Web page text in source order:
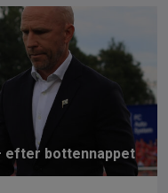
Li
n
k
efter bottennappet